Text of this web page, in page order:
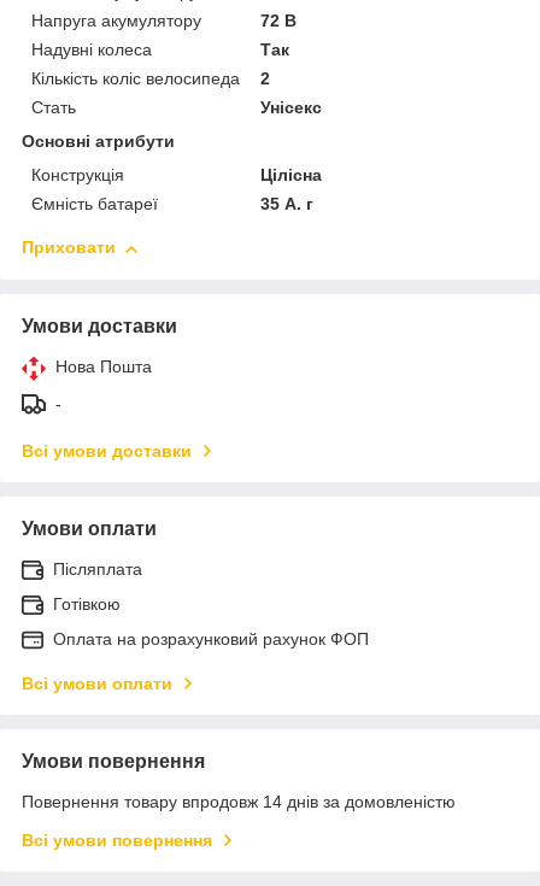
Напруга акумулятору
72 В
Надувні колеса
Так
Кількість коліс велосипеда
2
Стать
Унісекс
Основні атрибути
Конструкція
Цілісна
Ємність батареї
35 А. г
Приховати
Умови доставки
Нова Пошта
-
Всі умови доставки
Умови оплати
Післяплата
Готівкою
Оплата на розрахунковий рахунок ФОП
Всі умови оплати
Умови повернення
Повернення товару впродовж 14 днів за домовленістю
Всі умови повернення